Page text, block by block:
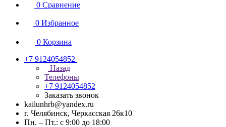
0 Сравнение
0 Избранное
0 Корзина
+7 9124054852
Назад
Телефоны
+7 9124054852
Заказать звонок
kailunhrb@yandex.ru
г. Челябинск, Черкасская 26к10
Пн. – Пт.: с 9:00 до 18:00